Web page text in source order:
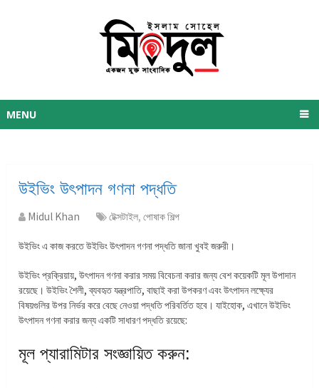
MENU
উইভিং উৎপাদন গণনা পদ্ধতি
Midul Khan টেক্সটাইল,পোষাক শিল্প
উইভিং এ কাজ করতে উইভিং উৎপাদন গণনা পদ্ধতি জানা খুবই জরুরী।
উইভিং প্রক্রিয়ায়, উৎপাদন গণনা করার সময় বিবেচনা করার জন্য বেশ কয়েকটি মূল উপাদান
রয়েছে। উইভিং শৈলী, ব্যবহৃত যন্ত্রপাতি, বাছাই করা উপকরণ এবং উৎপাদন লক্ষ্যের
বিষয়গুলির উপর নির্ভর করে বেছে নেওয়া পদ্ধতি পরিবর্তিত হবে। যাইহোক, এখানে উইভিং
উৎপাদন গণনা করার জন্য একটি সাধারণ পদ্ধতি রয়েছে:
মূল প্যারামিটার সংজ্ঞায়িত করুন: